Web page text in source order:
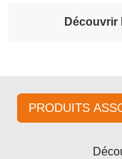
Découvrir
PRODUITS